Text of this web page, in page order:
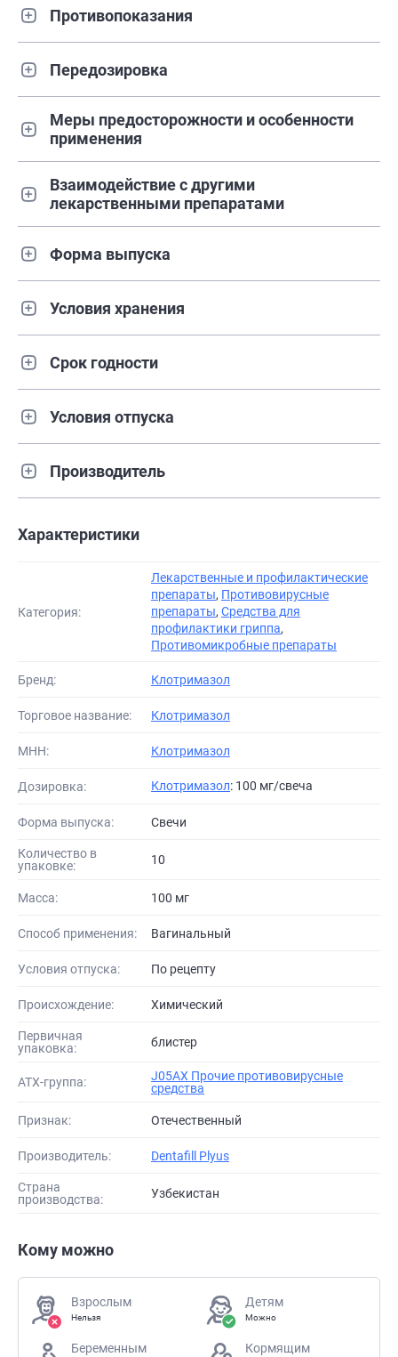
Противопоказания
Передозировка
Меры предосторожности и особенности
применения
Взаимодействие с другими
лекарственными препаратами
Форма выпуска
Условия хранения
Срок годности
Условия отпуска
Производитель
Характеристики
Категория:
Лекарственные и профилактические
препараты, Противовирусные
препараты, Средства для
профилактики гриппа,
Противомикробные препараты
Бренд: Клотримазол
Торговое название: Клотримазол
МНН: Клотримазол
Дозировка: Клотримазол: 100 мг/свеча
Форма выпуска: Свечи
Количество в
упаковке:
10
Масса: 100 мг
Способ применения: Вагинальный
Условия отпуска: По рецепту
Происхождение: Химический
Первичная
упаковка:
блистер
АТХ-группа:
J05AX Прочие противовирусные
средства
Признак: Отечественный
Производитель: Dentafill Plyus
Страна
производства:
Узбекистан
Кому можно
Взрослым
Нельзя
Детям
Можно
Беременным Кормящим